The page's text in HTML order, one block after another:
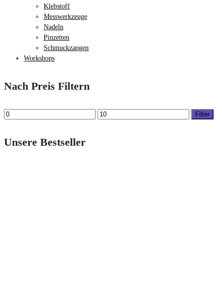
Klebstoff
Messwerkzeuge
Nadeln
Pinzetten
Schmuckzangen
Workshops
Nach Preis Filtern
Min
Max
Filter
Unsere Bestseller